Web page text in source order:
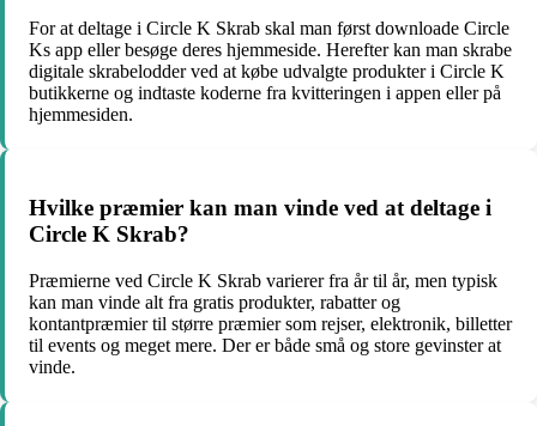
For at deltage i Circle K Skrab skal man først downloade Circle
Ks app eller besøge deres hjemmeside. Herefter kan man skrabe
digitale skrabelodder ved at købe udvalgte produkter i Circle K
butikkerne og indtaste koderne fra kvitteringen i appen eller på
hjemmesiden.
Hvilke præmier kan man vinde ved at deltage i
Circle K Skrab?
Præmierne ved Circle K Skrab varierer fra år til år, men typisk
kan man vinde alt fra gratis produkter, rabatter og
kontantpræmier til større præmier som rejser, elektronik, billetter
til events og meget mere. Der er både små og store gevinster at
vinde.